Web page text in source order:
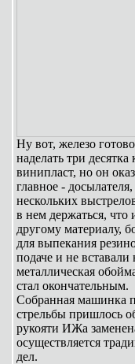
Ну вот, железо
наделать три
винипласт, но он
главное -
нескольких
в нем держаться, что
другому материалу,
для выпекания
подаче и не
металлическая
стал окончательным.
Собранная машинка
стрельбы пришлось
рукояти ИЖа
осуществляется
дел.